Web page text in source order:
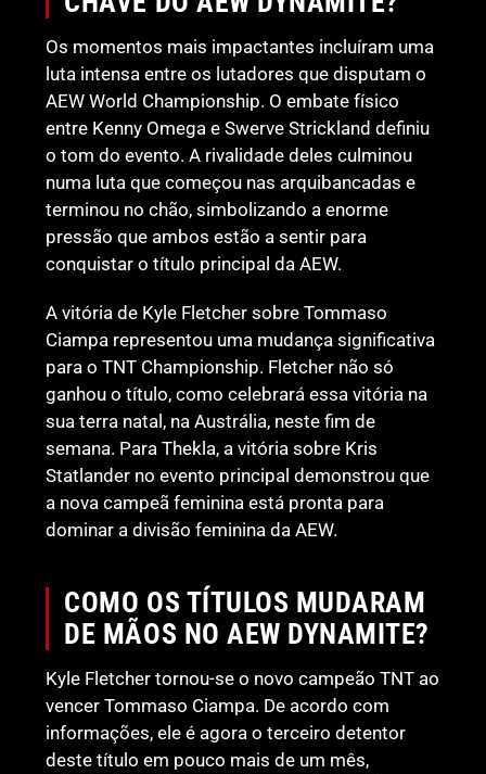
Os momentos mais impactantes incluíram uma
luta intensa entre os lutadores que disputam o
AEW World Championship. O embate físico
entre Kenny Omega e Swerve Strickland definiu
o tom do evento. A rivalidade deles culminou
numa luta que começou nas arquibancadas e
terminou no chão, simbolizando a enorme
pressão que ambos estão a sentir para
conquistar o título principal da AEW.
A vitória de Kyle Fletcher sobre Tommaso
Ciampa representou uma mudança significativa
para o TNT Championship. Fletcher não só
ganhou o título, como celebrará essa vitória na
sua terra natal, na Austrália, neste fim de
semana. Para Thekla, a vitória sobre Kris
Statlander no evento principal demonstrou que
a nova campeã feminina está pronta para
dominar a divisão feminina da AEW.
COMO OS TÍTULOS MUDARAM
DE MÃOS NO AEW DYNAMITE?
Kyle Fletcher tornou-se o novo campeão TNT ao
vencer Tommaso Ciampa. De acordo com
informações, ele é agora o terceiro detentor
deste título em pouco mais de um mês,